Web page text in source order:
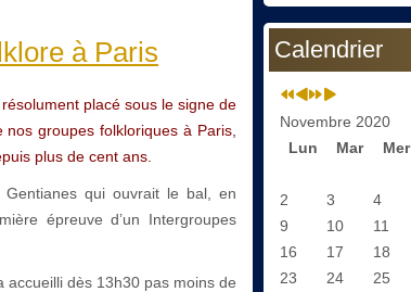
à Paris
placé sous le signe de
groupes folkloriques à Paris,
plus de cent ans.
Gentianes qui ouvrait le bal, en
épreuve d’un Intergroupes
dès 13h30 pas moins de
Calendrier
Novembre 2020
Lun
Mar Mer
2
3 4
9
10 11
16
17 18
23
24 25